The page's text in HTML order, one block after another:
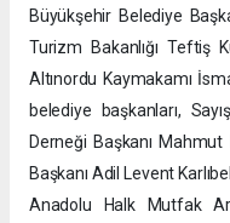
Büyükşehir Belediye
Turizm Bakanlığı Teftiş
Altınordu Kaymakamı
belediye başkanları,
Derneği Başkanı
Başkanı Adil Levent
Anadolu Halk Mutfak